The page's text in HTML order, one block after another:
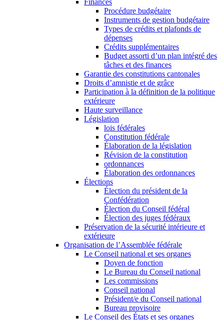
Finances
Procédure budgétaire
Instruments de gestion budgétaire
Types de crédits et plafonds de
dépenses
Crédits supplémentaires
Budget assorti d’un plan intégré des
tâches et des finances
Garantie des constitutions cantonales
Droits d’amnistie et de grâce
Participation à la définition de la politique
extérieure
Haute surveillance
Législation
lois fédérales
Constitution fédérale
Élaboration de la législation
Révision de la constitution
ordonnances
Élaboration des ordonnances
Élections
Élection du président de la
Confédération
Élection du Conseil fédéral
Élection des juges fédéraux
Préservation de la sécurité intérieure et
extérieure
Organisation de l’Assemblée fédérale
Le Conseil national et ses organes
Doyen de fonction
Le Bureau du Conseil national
Les commissions
Conseil national
Président/e du Conseil national
Bureau provisoire
Le Conseil des États et ses organes